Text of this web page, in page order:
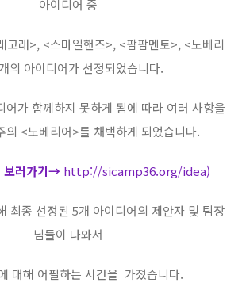
아이디어 중
고래>, <스마일핸즈>, <팜팜멘토>, <노베리
의 아이디어가 선정되었습니다.
어가 함께하지 못하게 됨에 따라 여러 사항을
의 <노베리어>를 채택하게 되었습니다.
러가기→ http://sicamp36.org/idea)
최종 선정된 5개 아이디어의 제안자 및 팀장
님들이 나와서
대해 어필하는 시간을 가졌습니다.